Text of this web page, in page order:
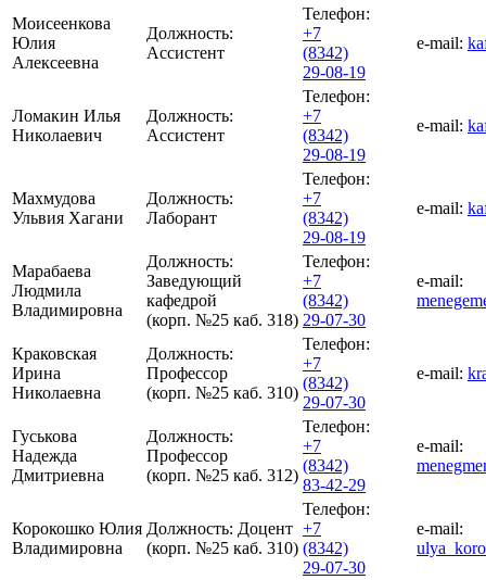
Моисеенкова
Юлия
Алексеевна
Должность:
Ассистент
Телефон:
+7
(8342)
29-08-19
e-mail:
Ломакин Илья
Николаевич
Должность:
Ассистент
Телефон:
+7
(8342)
29-08-19
e-mail:
Махмудова
Ульвия Хагани
Должность:
Лаборант
Телефон:
+7
(8342)
29-08-19
e-mail:
Марабаева
Людмила
Владимировна
Должность:
Заведующий
кафедрой
(корп. №25 каб. 318)
Телефон:
+7
(8342)
29-07-30
e-mail:
Краковская
Ирина
Николаевна
Должность:
Профессор
(корп. №25 каб. 310)
Телефон:
+7
(8342)
29-07-30
e-mail:
Гуськова
Надежда
Дмитриевна
Должность:
Профессор
(корп. №25 каб. 312)
Телефон:
+7
(8342)
83-42-29
e-mail:
Корокошко Юлия
Владимировна
Должность: Доцент
(корп. №25 каб. 310)
Телефон:
+7
(8342)
29-07-30
e-mail: